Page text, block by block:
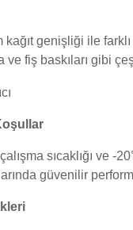
kağıt genişliği ile
ve fiş baskıları gibi
sıcaklığı ve -
güvenilir